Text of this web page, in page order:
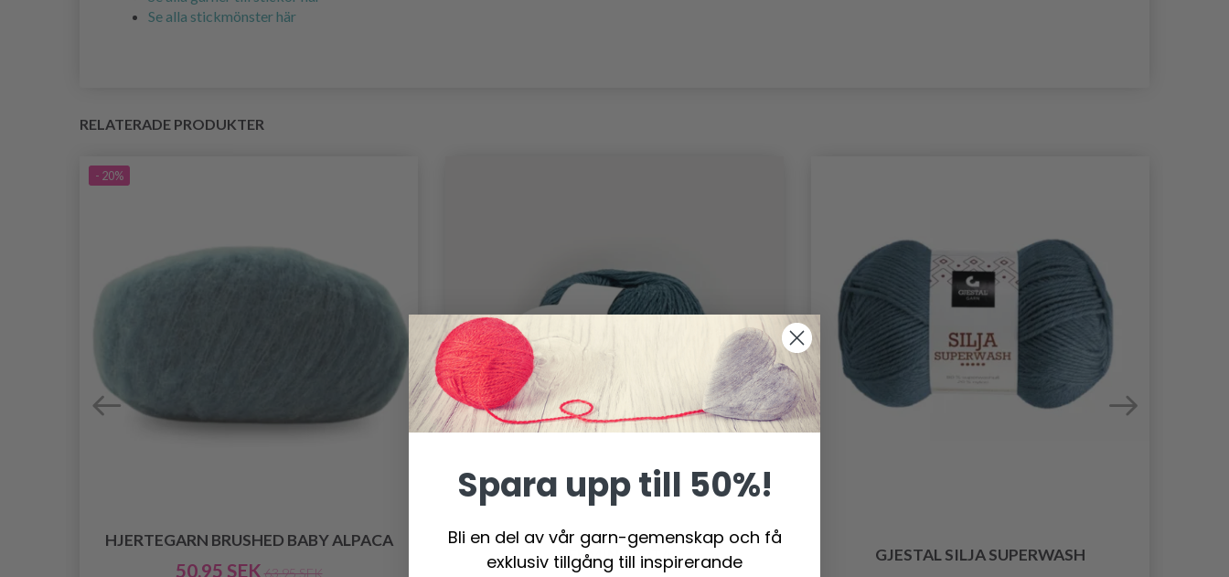
Se alla stickmönster här
RELATERADE PRODUKTER
- 20%
HJERTEGARN BRUSHED BABY ALPACA
50.95 SEK 63.95 SEK
PERMIN BERTA GJESTAL SILJA SUPERWASH
Spara upp till 50%!
Bli en del av vår garn-gemenskap och få
exklusiv tillgång till inspirerande